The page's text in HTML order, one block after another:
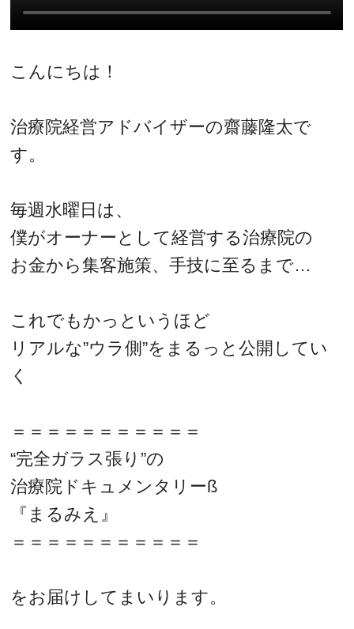
こんにちは！
治療院経営アドバイザーの齋藤隆太で
す。
毎週水曜日は、
僕がオーナーとして経営する治療院の
お金から集客施策、手技に至るまで…
これでもかっというほど
リアルな”ウラ側”をまるっと公開してい
く
＝＝＝＝＝＝＝＝＝＝＝
“完全ガラス張り”の
治療院ドキュメンタリーß
『まるみえ』
＝＝＝＝＝＝＝＝＝＝＝
をお届けしてまいります。